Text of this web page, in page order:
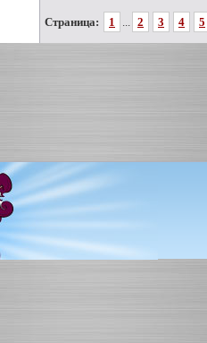
Страница: 1 2 3 4 5